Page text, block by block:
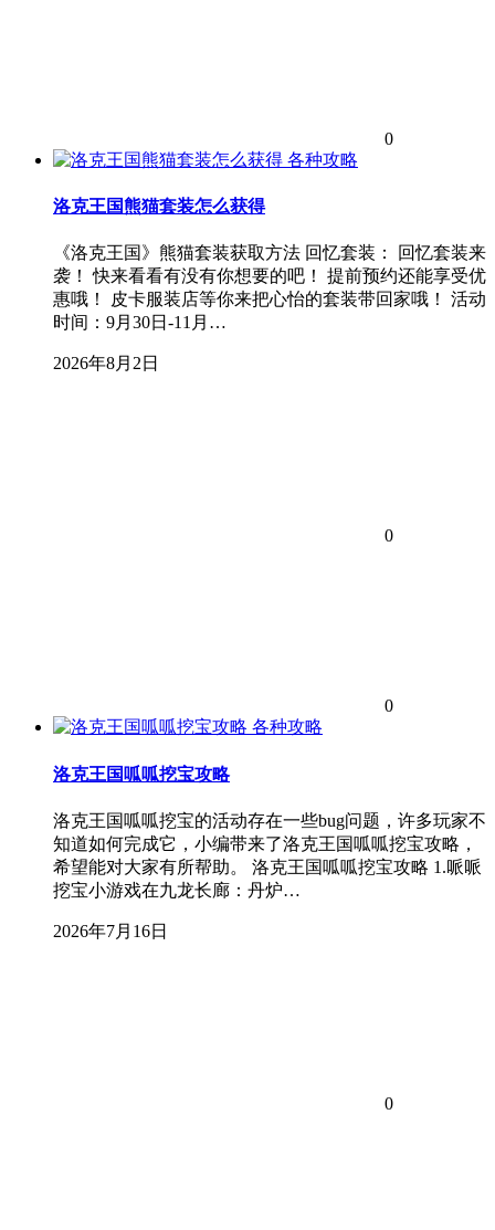
0
各种攻略
洛克王国熊猫套装怎么获得
《洛克王国》熊猫套装获取方法 回忆套装： 回忆套装来
袭！ 快来看看有没有你想要的吧！ 提前预约还能享受优
惠哦！ 皮卡服装店等你来把心怡的套装带回家哦！ 活动
时间：9月30日-11月…
2026年8月2日
0
0
各种攻略
洛克王国呱呱挖宝攻略
洛克王国呱呱挖宝的活动存在一些bug问题，许多玩家不
知道如何完成它，小编带来了洛克王国呱呱挖宝攻略，
希望能对大家有所帮助。 洛克王国呱呱挖宝攻略 1.哌哌
挖宝小游戏在九龙长廊：丹炉…
2026年7月16日
0